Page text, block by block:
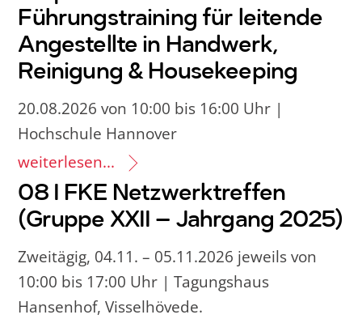
Führungstraining für leitende
Angestellte in Handwerk,
Reinigung & Housekeeping
20.08.2026 von 10:00 bis 16:00 Uhr |
Hochschule Hannover
weiterlesen...
08 I FKE Netzwerktreffen
(Gruppe XXII – Jahrgang 2025)
Zweitägig, 04.11. – 05.11.2026 jeweils von
10:00 bis 17:00 Uhr | Tagungshaus
Hansenhof, Visselhövede.